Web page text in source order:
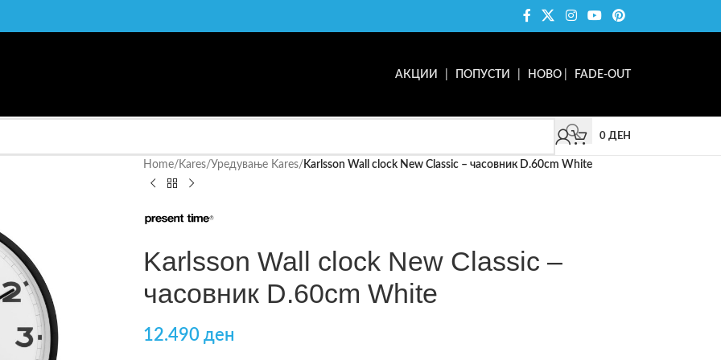
АКЦИИ ПОПУСТИ НОВО FADE-OUT
0 ДЕН
Home/ Kares/Уредување Kares/ Karlsson Wall clock New Classic – часовник D.60cm White
Karlsson Wall clock New Classic –
часовник D.60cm White
12.490 ден